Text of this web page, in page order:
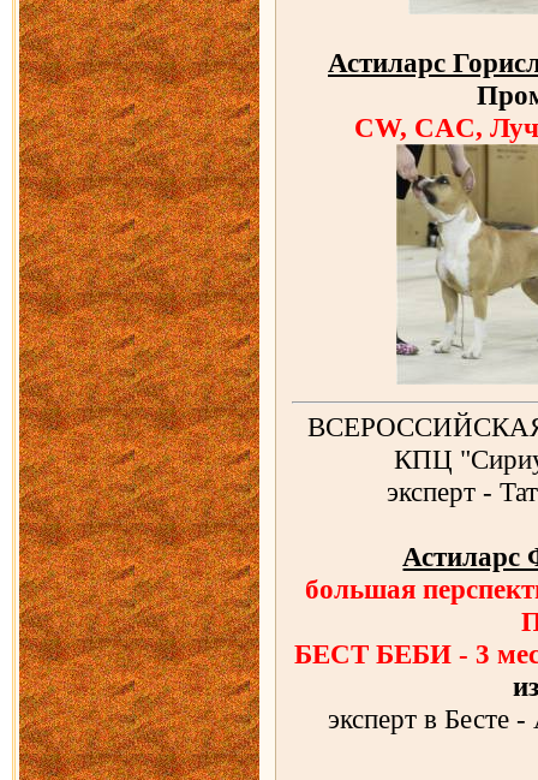
Астиларс
CW, CAC,
ВСЕРОССИЙСКАЯ
КПЦ
эксперт -
Астиларс
большая
БЕСТ БЕБИ - 3
эксперт в Бесте